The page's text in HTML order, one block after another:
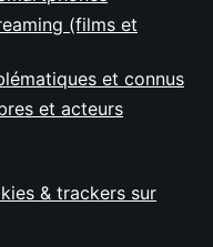
(films et
et connus
et acteurs
& trackers sur